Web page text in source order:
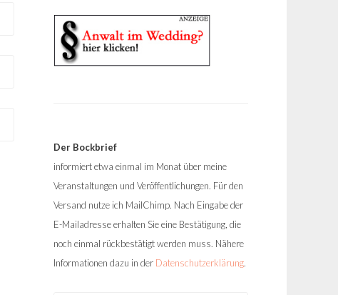
Der Bockbrief
informiert etwa einmal im Monat über meine
Veranstaltungen und Veröffentlichungen. Für den
Versand nutze ich MailChimp. Nach Eingabe der
E-Mailadresse erhalten Sie eine Bestätigung, die
noch einmal rückbestätigt werden muss. Nähere
Informationen dazu in der Datenschutzerklärung.